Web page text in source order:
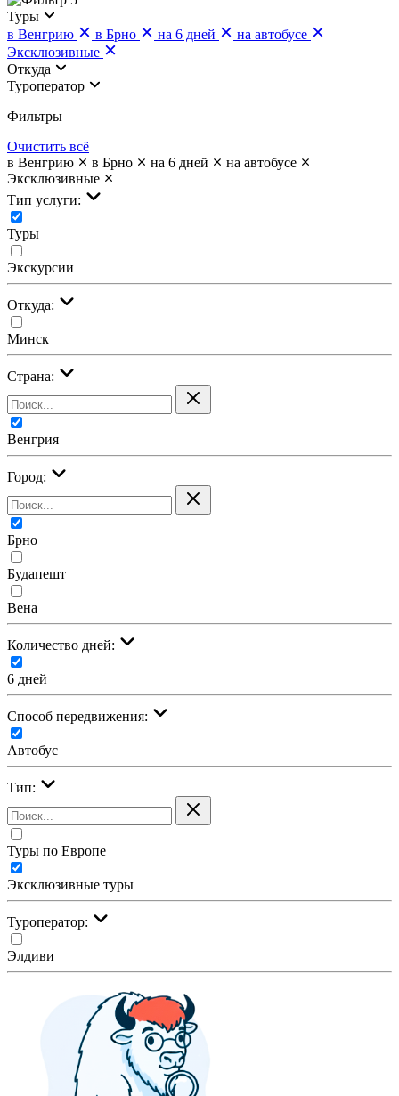
Туры
в Венгрию
в Брно на 6 дней
на автобусе
Эксклюзивные
Откуда
Туроператор
Фильтры
Очистить всё
в Венгрию
в Брно на 6 дней
на автобусе
Эксклюзивные
Тип услуги:
Туры
Экскурсии
Откуда:
Минск
Страна:
Венгрия
Город:
Брно
Будапешт
Вена
Количество дней:
6 дней
Cпособ передвижения:
Автобус
Тип:
Туры по Европе
Эксклюзивные туры
Туроператор:
Элдиви